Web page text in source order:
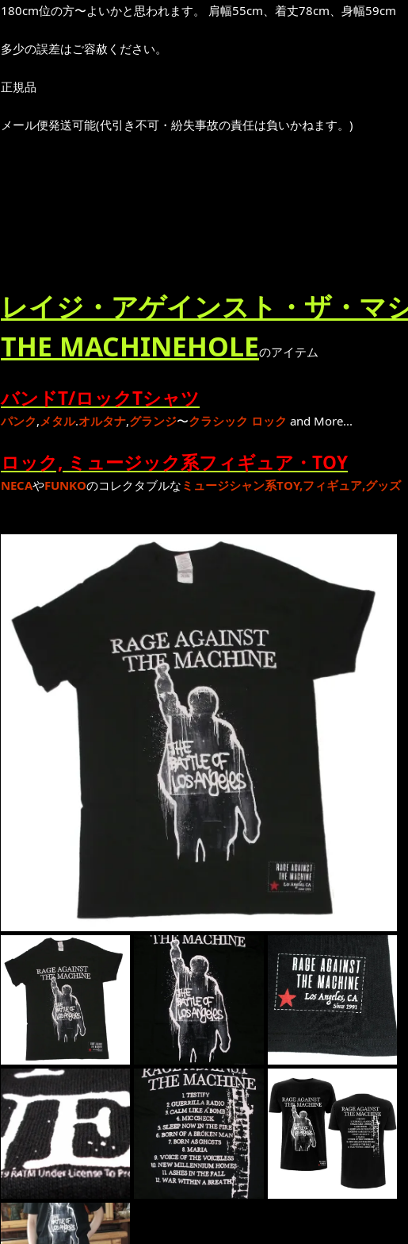
180cm位の方〜よいかと思われます。 肩幅55cm、着丈78cm、身幅59cm
多少の誤差はご容赦ください。
正規品
メール便発送可能(代引き不可・紛失事故の責任は負いかねます。)
レイジ・アゲインスト・ザ・マ
THE MACHINEHOLEのアイテム
バンドT/ロックTシャツ
パンク,メタル.オルタナ,グランジ〜クラシック ロック and More...
ロック, ミュージック系フィギュア・TOY
NECAやFUNKOのコレクタブルな ミュージシャン系TOY,フィギュア,グッズ